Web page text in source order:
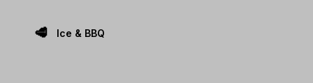
🥩 Ice & BBQ